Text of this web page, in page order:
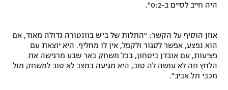
היה חייב לסיים ב-0:2".
אוזן הוסיף על הקשר: "התלות של ב"ש בוונטורה גדולה מאוד, אם
הוא נפצע, אפשר לסגור ולקפל, אין לו מחליף. היא יוצאת עם
פציעות, עם אובדן ביטחון, בכל משחק באר שבע מרגישה את
הלחץ וזה לא עושה לה טוב, היא מגיעה במצב לא טוב למשחק מול
מכבי תל אביב".